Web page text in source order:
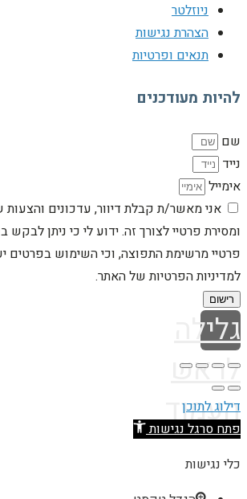
ניוזלטר
הצהרת נגישות
תנאים ופרטיות
להיות מעודכנים
שם
נייד
אימייל
אני מאשר/ת קבלת דיוור, עדכונים והצעות
ומסירת פרטיי לצורך זה. ידוע לי כי ניתן
פרטיי מרשימת התפוצה, וכי השימוש
למדיניות הפרטיות של האתר.
רישום
גלילה
לראש
העמוד
דילוג לתוכן
פתח סרגל נגישות
כלי נגישות